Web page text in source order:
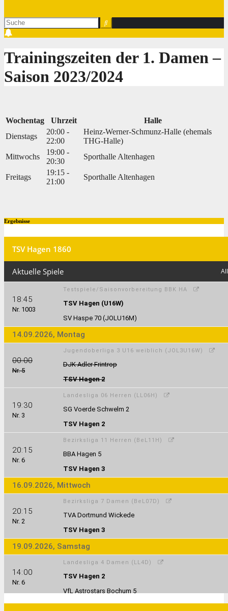
Trainingszeiten der 1. Damen –
Saison 2023/2024
Wochentag Uhrzeit
Halle
Dienstags
20:00 -
22:00
Heinz-Werner-Schmunz-Halle (ehemals
THG-Halle)
Mittwochs
19:00 -
20:30
Sporthalle Altenhagen
Freitags
19:15 -
21:00
Sporthalle Altenhagen
Ergebnisse